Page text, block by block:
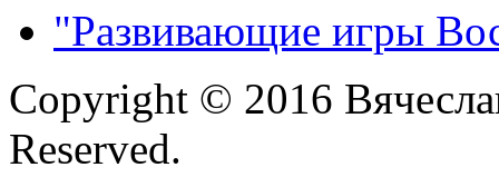
"Развивающие игры
Copyright © 2016
Reserved.